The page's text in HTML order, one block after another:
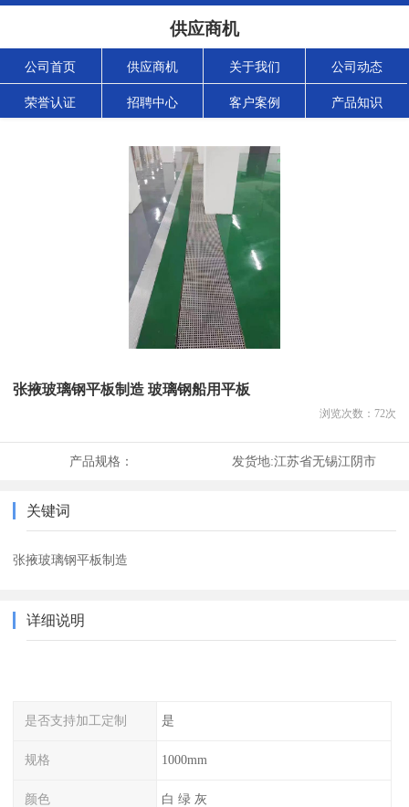
供应商机
公司首页 供应商机 关于我们 公司动态
荣誉认证 招聘中心 客户案例 产品知识
张掖玻璃钢平板制造 玻璃钢船用平板
浏览次数： 72次
产品规格： 发货地:江苏省无锡江阴市
关键词
张掖玻璃钢平板制造
详细说明
是否支持加工定制 是
规格 1000mm
颜色 白 绿 灰